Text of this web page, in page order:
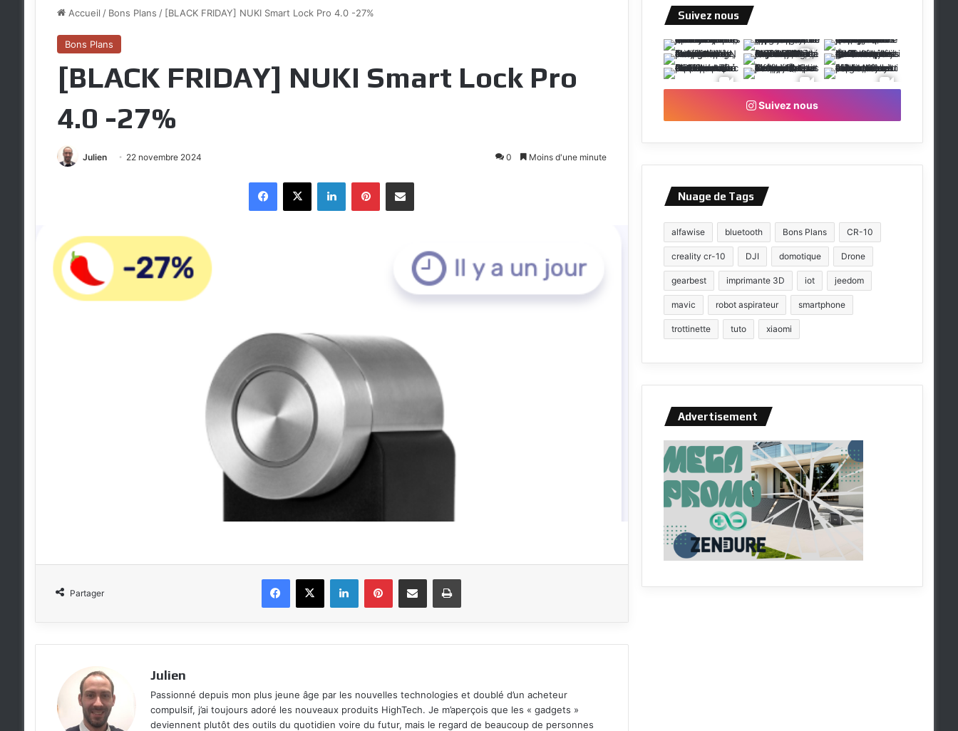
Accueil / Bons Plans / [BLACK FRIDAY] NUKI Smart Lock Pro 4.0 -27%
Bons Plans
[BLACK FRIDAY] NUKI Smart Lock Pro
4.0 -27%
Julien 22 novembre 2024 0 Moins d'une minute
Facebook
X LinkedinPinterestPartagez par mail
Partager
Facebook
X LinkedinPinterestPartagez par mail Imprimer
Julien
Passionné depuis mon plus jeune âge par les nouvelles technologies et doublé d’un acheteur
compulsif, j’ai toujours adoré les nouveaux produits HighTech. Je m’aperçois que les « gadgets »
deviennent plutôt des outils du quotidien voire du futur, mais le regard de beaucoup de personnes
Suivez nous
Suivez nous
Nuage de Tags
alfawise bluetooth Bons Plans CR-10
creality cr-10 DJI domotique Drone
gearbest imprimante 3D iot jeedom
mavic robot aspirateur smartphone
trottinette tuto xiaomi
Advertisement